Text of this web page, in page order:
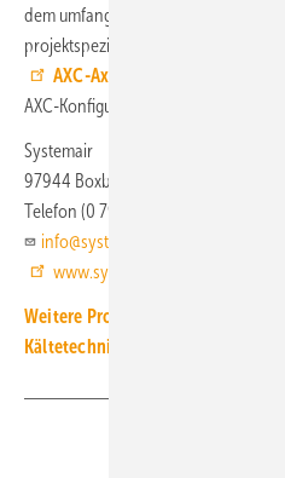
dem umfangreichen AXC-
projektspezifische Anpassungen.
AXC-Axialventilators
AXC-Konfigurator zur Verfügung.
Systemair
97944 Boxberg-Windischbuch
Telefon (0 79 30) 9 27 20
info@systemair.de
www.systemair.de
Weitere Produkt-Meldungen zum
Kältetechnik